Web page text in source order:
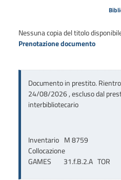
Nessuna copia del titolo
Prenotazione documento
Documento in prestito.
24/08/2026 , escluso dal
interbibliotecario
Inventario M 8759
Collocazione
GAMES        31.f.B.2.A   TOR